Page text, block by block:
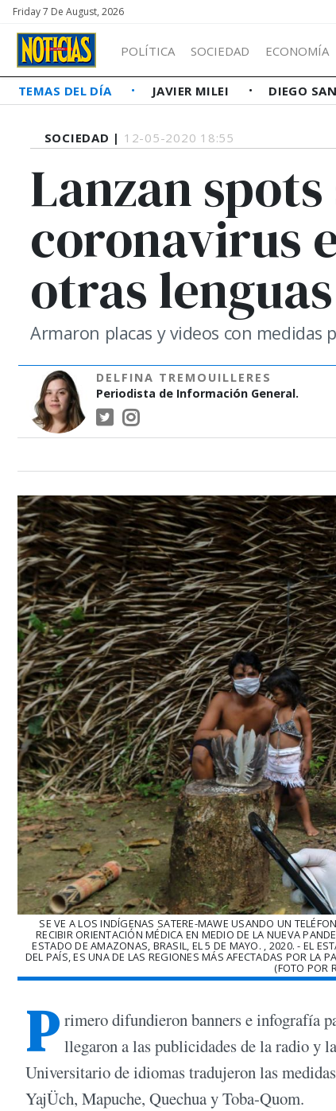
Friday 7 De August, 2026
POLÍTICA SOCIEDAD ECONOMÍA
TEMAS DEL DÍA JAVIER MILEI DIEGO
SOCIEDAD | 12-05-2020 18:55
Lanzan
coronavirus
otras
Armaron placas y videos con medidas
DELFINA TREMOUILLERES
Periodista de Información General.
SE VE A LOS INDÍGENAS SATERE-MAWE USANDO UN
RECIBIR ORIENTACIÓN MÉDICA EN MEDIO DE LA NUEVA
ESTADO DE AMAZONAS, BRASIL, EL 5 DE MAYO. , 2020. - EL
DEL PAÍS, ES UNA DE LAS REGIONES MÁS AFECTADAS POR LA
(FOTO POR
P rimero difundieron banners e infografía
llegaron a las publicidades de la radio y
Universitario de idiomas tradujeron las
YajÜch, Mapuche, Quechua y Toba-Quom.